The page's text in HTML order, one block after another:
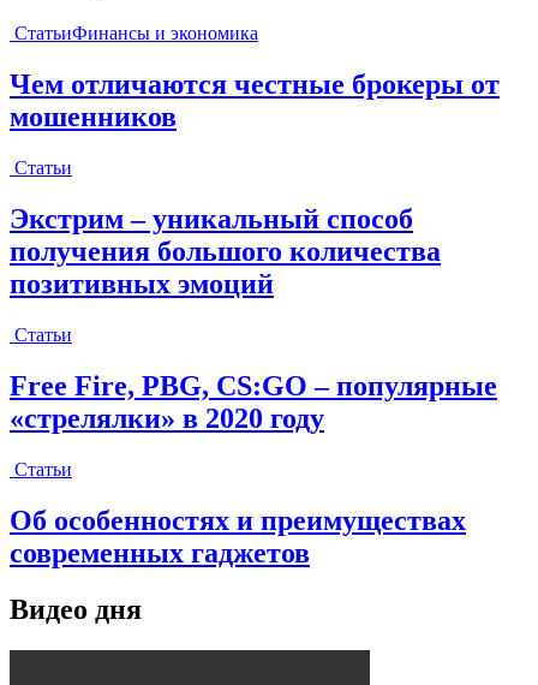
СтатьиФинансы и экономика
Чем отличаются честные брокеры от
мошенников
Статьи
Экстрим – уникальный способ
получения большого количества
позитивных эмоций
Статьи
Free Fire, PBG, CS:GO – популярные
«стрелялки» в 2020 году
Статьи
Об особенностях и преимуществах
современных гаджетов
Видео дня